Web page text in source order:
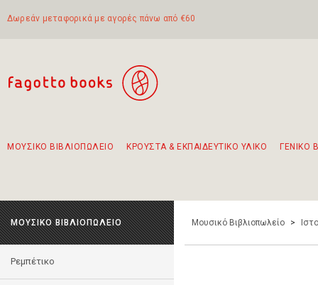
Δωρεάν μεταφορικά με αγορές πάνω από €60
ΜΟΥΣΙΚΟ ΒΙΒΛΙΟΠΩΛΕΙΟ ΚΡΟΥΣΤΑ & ΕΚΠΑΙΔΕΥΤΙΚΟ ΥΛΙΚΟ ΓΕΝΙΚΟ
ΜΟΥΣΙΚΟ ΒΙΒΛΙΟΠΩΛΕΙΟ
Ρεμπέτικο
Μουσικό Βιβλιοπωλείο >